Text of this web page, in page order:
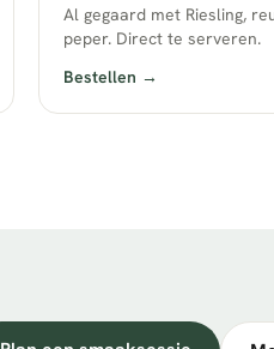
Al gegaard met Riesling,
peper. Direct te serveren.
Bestellen →